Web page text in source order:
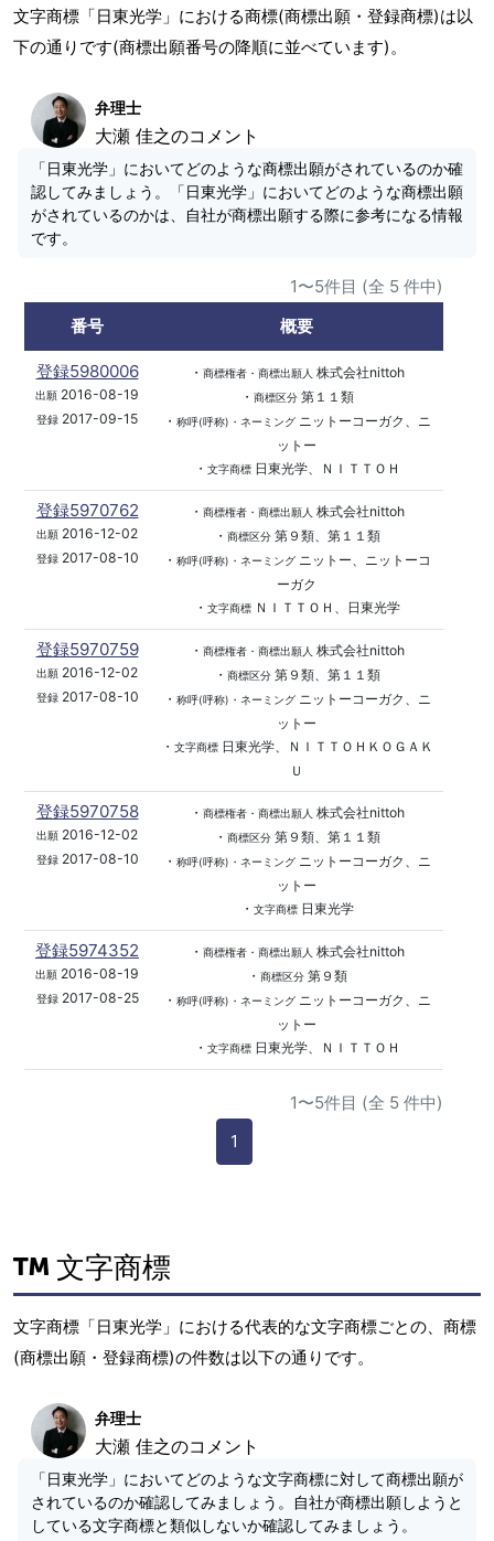
文字商標「日東光学」における商標(商標出願・登録商標)は以
下の通りです(商標出願番号の降順に並べています)。
弁理士
大瀬 佳之のコメント
「日東光学」においてどのような商標出願がされているのか確
認してみましょう。「日東光学」においてどのような商標出願
がされているのかは、自社が商標出願する際に参考になる情報
です。
1〜5件目 (全 5 件中)
番号
概要
登録5980006
出願 2016-08-19
登録 2017-09-15
・ 商標権者・商標出願人 株式会社nittoh
・ 商標区分第１１類
・ 称呼(呼称)・ネーミングニットーコーガク、ニ
ットー
・ 文字商標日東光学、ＮＩＴＴＯＨ
登録5970762
出願 2016-12-02
登録2017-08-10
・ 商標権者・商標出願人 株式会社nittoh
・ 商標区分第９類、第１１類
・ 称呼(呼称)・ネーミングニットー、ニットーコ
ーガク
・ 文字商標ＮＩＴＴＯＨ、日東光学
登録5970759
出願 2016-12-02
登録2017-08-10
・ 商標権者・商標出願人 株式会社nittoh
・ 商標区分第９類、第１１類
・ 称呼(呼称)・ネーミングニットーコーガク、ニ
ットー
・ 文字商標日東光学、ＮＩＴＴＯＨＫＯＧＡＫ
Ｕ
登録5970758
出願 2016-12-02
登録2017-08-10
・ 商標権者・商標出願人 株式会社nittoh
・ 商標区分第９類、第１１類
・ 称呼(呼称)・ネーミングニットーコーガク、ニ
ットー
・ 文字商標日東光学
登録5974352
出願 2016-08-19
登録2017-08-25
・ 商標権者・商標出願人 株式会社nittoh
・ 商標区分第９類
・ 称呼(呼称)・ネーミングニットーコーガク、ニ
ットー
・ 文字商標日東光学、ＮＩＴＴＯＨ
1〜5件目 (全 5 件中)
1
文字商標
文字商標「日東光学」における代表的な文字商標ごとの、商標
(商標出願・登録商標)の件数は以下の通りです。
弁理士
大瀬 佳之のコメント
「日東光学」においてどのような文字商標に対して商標出願が
されているのか確認してみましょう。自社が商標出願しようと
している文字商標と類似しないか確認してみましょう。